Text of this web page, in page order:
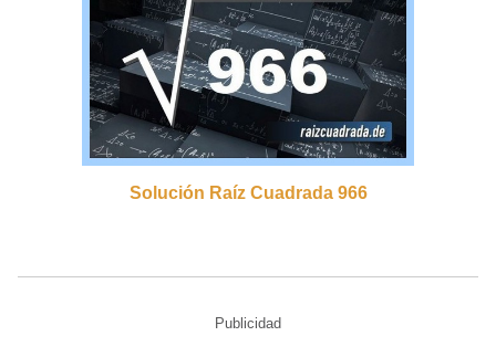
Solución Raíz Cuadrada 966
Publicidad